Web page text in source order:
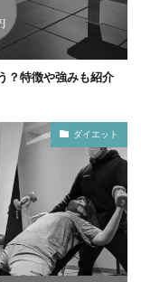
？特徴や強みも紹介
ダイエット